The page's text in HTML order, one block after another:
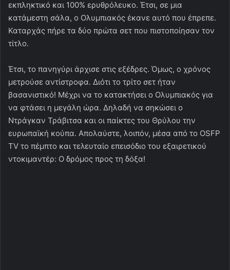
εκπληκτικό και 100% ερυθρόλευκο. Έτσι, σε μια
κατάμεστη σάλα, ο Ολυμπιακός έκανε αυτό που έπρεπε.
Καταρχάς πήρε τα δύο πρώτα σετ που πιστοποίησαν τον
τίτλο.
Έτσι, το πανηγύρι άρχισε στις εξέδρες. Όμως, ο χρόνος
μετρούσε αντίστροφα. Διότι το τρίτο σετ ήταν
βασανιστικό! Μέχρι να το κατακτήσει ο Ολυμπιακός για
να φτάσει η μεγάλη ώρα. Δηλαδή να σηκώσει ο
Ντράγκαν Τράβιτσα και οι παίκτες του Θρύλου την
ευρωπαϊκή κούπα. Απολαύστε, λοιπόν, μέσα από το OSFP
TV το πέμπτο και τελευταίο επεισόδιο του εξαιρετικού
ντοκιμαντέρ: Ο δρόμος προς τη δόξα!